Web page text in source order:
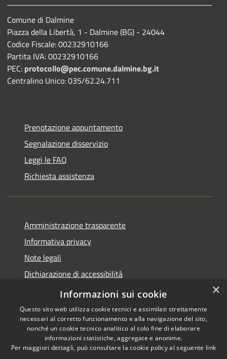
Comune di Dalmine
Piazza della Libertà, 1 - Dalmine (BG) - 24044
Codice Fiscale: 00232910166
Partita IVA: 00232910166
PEC: protocollo@pec.comune.dalmine.bg.it
Centralino Unico: 035/62.24.711
Prenotazione appuntamento
Segnalazione disservizio
Leggi le FAQ
Richiesta assistenza
Amministrazione trasparente
Informativa privacy
Note legali
Dichiarazione di accessibilità
Piano di miglioramento del sito
Accessibilità
Copyright © 2026 • Comune di
Dalmine • Powered by
×
Informazioni sui cookie
Questo sito web utilizza cookie tecnici e assimilati strettamente
necessari al corretto funzionamento e alla navigazione del sito,
nonché un cookie tecnico analitico al solo fine di elaborare
informazioni statistiche, aggregate e anonime.
Per maggiori dettagli, può consultare la cookie policy al seguente link